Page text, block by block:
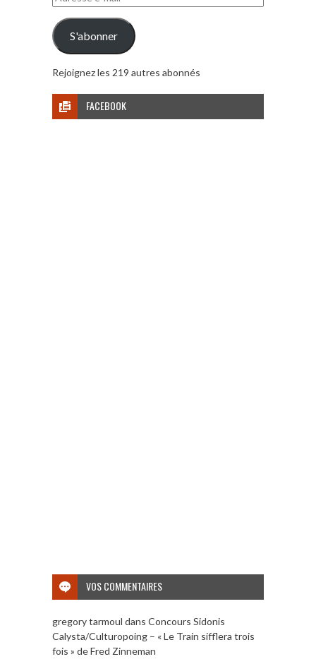
e-
mail
S'abonner
Rejoignez les 219 autres abonnés
FACEBOOK
VOS COMMENTAIRES
gregory tarmoul dans Concours Sidonis
Calysta/Culturopoing – « Le Train sifflera trois
fois » de Fred Zinneman